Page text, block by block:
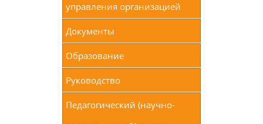
управления организацией
Документы
Образование
Руководство
Педагогический (научно-